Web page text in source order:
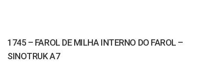
1745 – FAROL DE MILHA INTERNO DO FAROL –
SINOTRUK A7